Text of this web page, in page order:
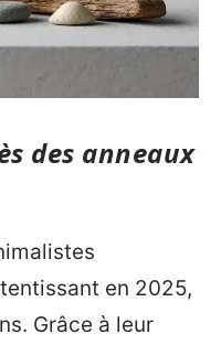
des anneaux
en 2025,
Grâce à leur